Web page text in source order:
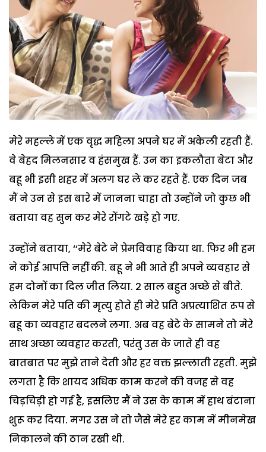
मेरे महल्ले में एक वृद्ध महिला अपने घर में अकेली रहती हैं.
वे बेहद मिलनसार व हंसमुख हैं. उन का इकलौता बेटा और
बहू भी इसी शहर में अलग घर ले कर रहते हैं. एक दिन जब
मैं ने उन से इस बारे में जानना चाहा तो उन्होंने जो कुछ भी
बताया वह सुन कर मेरे रोंगटे खड़े हो गए.
उन्होंने बताया, ‘‘मेरे बेटे ने प्रेमविवाह किया था. फिर भी हम
ने कोई आपत्ति नहीं की. बहू ने भी आते ही अपने व्यवहार से
हम दोनों का दिल जीत लिया. 2 साल बहुत अच्छे से बीते.
लेकिन मेरे पति की मृत्यु होते ही मेरे प्रति अप्रत्याशित रूप से
बहू का व्यवहार बदलने लगा. अब वह बेटे के सामने तो मेरे
साथ अच्छा व्यवहार करती, परंतु उस के जाते ही वह
बातबात पर मुझे ताने देती और हर वक्त झल्लाती रहती. मुझे
लगता है कि शायद अधिक काम करने की वजह से वह
चिड़चिड़ी हो गई है, इसलिए मैं ने उस के काम में हाथ बंटाना
शुरू कर दिया. मगर उस ने तो जैसे मेरे हर काम में मीनमेख
निकालने की ठान रखी थी.